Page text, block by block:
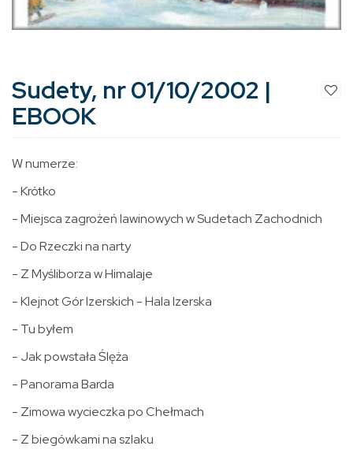
Sudety, nr 01/10/2002 |
EBOOK
W numerze:
- Krótko
- Miejsca zagrożeń lawinowych w Sudetach Zachodnich
- Do Rzeczki na narty
- Z Myśliborza w Himalaje
- Klejnot Gór Izerskich - Hala Izerska
- Tu byłem
- Jak powstała Ślęża
- Panorama Barda
- Zimowa wycieczka po Chełmach
- Z biegówkami na szlaku